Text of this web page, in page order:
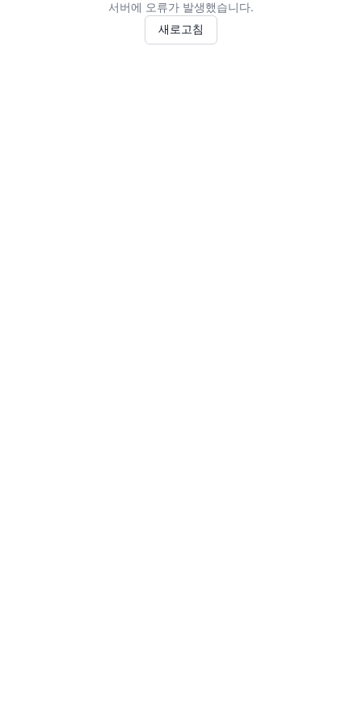
서버에 오류가 발생했습니다.
새로고침